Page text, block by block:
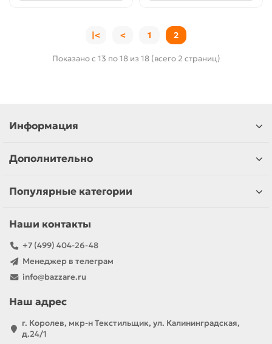
|< < 1 2
Показано с 13 по 18 из 18 (всего 2 страниц)
Информация
Дополнительно
Популярные категории
Наши контакты
+7 (499) 404-26-48
Менеджер в телеграм
info@bazzare.ru
Наш адрес
г. Королев, мкр-н Текстильщик, ул. Калининградская,
д.24/1